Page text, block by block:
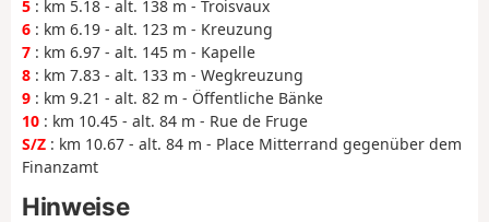
5 : km 5.18 - alt. 138 m - Troisvaux
6 : km 6.19 - alt. 123 m - Kreuzung
7 : km 6.97 - alt. 145 m - Kapelle
8 : km 7.83 - alt. 133 m - Wegkreuzung
9 : km 9.21 - alt. 82 m - Öffentliche Bänke
10 : km 10.45 - alt. 84 m - Rue de Fruge
S/Z : km 10.67 - alt. 84 m - Place Mitterrand gegenüber dem
Finanzamt
Hinweise